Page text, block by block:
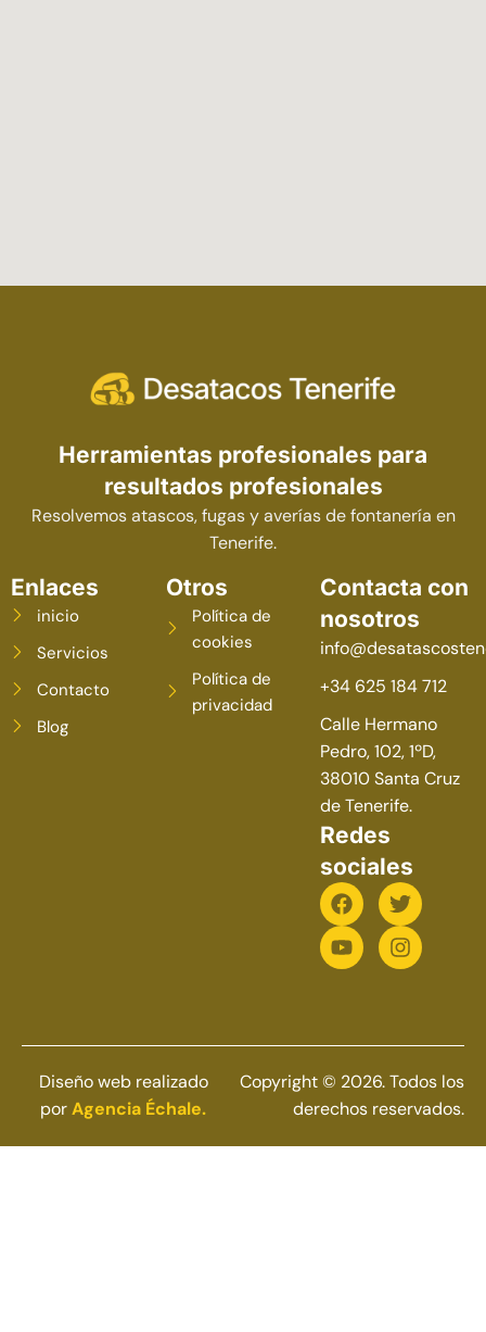
Herramientas profesionales para
resultados profesionales
Resolvemos atascos, fugas y averías de fontanería en
Tenerife.
Enlaces
inicio
Servicios
Contacto
Blog
Otros
Política de
cookies
Política de
privacidad
Contacta con
nosotros
+34 625 184 712
Calle Hermano
Pedro, 102, 1ºD,
38010 Santa Cruz
de Tenerife.
Redes
sociales
Diseño web realizado
porAgencia Échale.
Copyright © 2026. Todos los
derechos reservados.